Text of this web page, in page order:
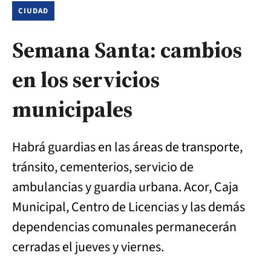
CIUDAD
Semana Santa: cambios
en los servicios
municipales
Habrá guardias en las áreas de transporte,
tránsito, cementerios, servicio de
ambulancias y guardia urbana. Acor, Caja
Municipal, Centro de Licencias y las demás
dependencias comunales permanecerán
cerradas el jueves y viernes.